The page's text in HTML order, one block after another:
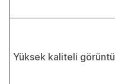
Yüksek kaliteli görüntü